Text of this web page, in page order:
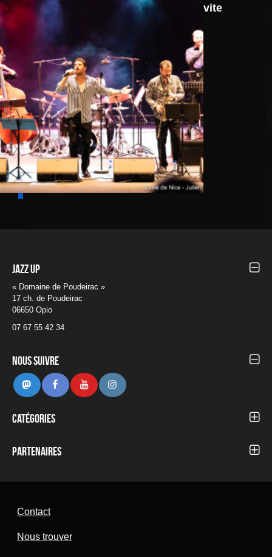
Walter Ricci
Jazz UP
« Domaine de Poudeirac »
17 ch. de Poudeirac
06650 Opio
07 67 55 42 34
Nous suivre
MastodonFacebookYoutube Instagram
Catégories
Blog
Concerts 2014
Concerts 2017
Concerts 2019
Partenaires
Contact
Nous trouver